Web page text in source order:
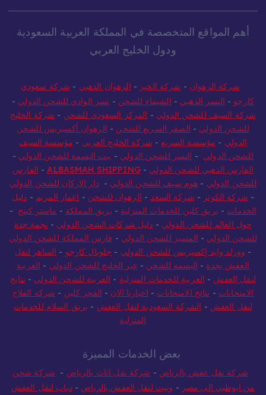
أهم المواقع المتخصصة في المملكة العربية السعودية
ودول الخليج العربي
شركة الرهوان - شركة الخير - الرهوان الذهبي - شركة سعودي
كارجو - النسر الذهبي - الشيماء للشحن - نسر الوادي للشحن الدولي -
شركة السيف للشحن الدولي - المركز السعودي للشحن - شركة الخليج
للشحن الدولي - الصقر السريع للشحن - الرهوان أكسبريس للشحن
الدولي - مؤسسة السريع - شركة الخليج العربي - مؤسسة السيف
للشحن الدولي - النسر للشحن الدولي - بيت البسمة للشحن الدولي -
الفارس الذهبي للشحن الدولي -
ALBASMAH SHIPPING
- الفارس
للشحن الدولي - هوم سيف للشحن الدولي -دار الاركان للشحن الدولي
- شركة الكوثر - شركة السعد - الرهوان للشحن - اعمار المريم - دليل
الخدمات - بريق كلين للخدمات المنزلية - بريق المملكة - ماستر كينج -
حول العالم للشحن الدولي - دليل شركات الشحن الدولي - نجمة جدة
للشحن الدولي - المتميز للشحن الدولي - فارس المملكة للشحن الدولي
- وورلد وايد إكسبريس للشحن الدولي - جلوبال كارجو - الساهر لنقل
العفش بجدة - البسمه للشحن - عبر الخليج للشحن الدولي - العربية
لنقل العفش - العربية للخدمات المنزلية - العربية للشحن الدولي - نتايج
الامتحانات - نتائج الامتحانات - اخبارنا الان - الفجر كلين - شركة الفلاح
لنقل العفش - الشركة السعودية لنقل العفش - بريق السلام للخدمات
المنزلية
بعض الخدمات المميزة
شركة نقل عفش بالرياض - شركة نقل اثاث بالرياض - شركة شحن
من ابوظبي الى مصر - ونيت لنقل العفش بالرياض -دباب لنقل العفش